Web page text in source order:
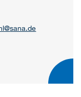
@sana.de